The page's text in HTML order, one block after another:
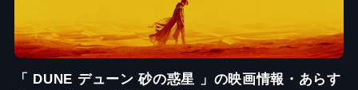
「 DUNE デューン 砂の惑星 」の映画情報・あらす